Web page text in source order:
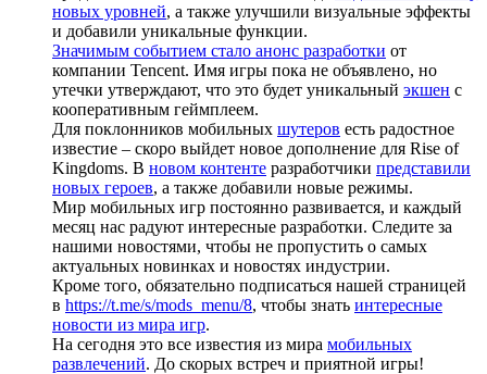
новых уровней, а также улучшили визуальные эффекты
и добавили уникальные функции.
Значимым событием стало анонс разработки от
компании Tencent. Имя игры пока не объявлено, но
утечки утверждают, что это будет уникальный экшен с
кооперативным геймплеем.
Для поклонников мобильных шутеров есть радостное
известие – скоро выйдет новое дополнение для Rise of
Kingdoms. В новом контенте разработчики представили
новых героев, а также добавили новые режимы.
Мир мобильных игр постоянно развивается, и каждый
месяц нас радуют интересные разработки. Следите за
нашими новостями, чтобы не пропустить о самых
актуальных новинках и новостях индустрии.
Кроме того, обязательно подписаться нашей страницей
в https://t.me/s/mods_menu/8, чтобы знать интересные
новости из мира игр.
На сегодня это все известия из мира мобильных
развлечений. До скорых встреч и приятной игры!